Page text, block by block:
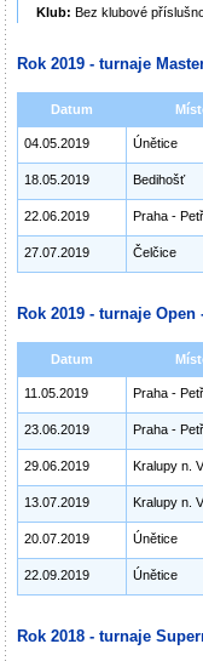
Klub: Bez klubové
Rok 2019 - turnaje
Datum
04.05.2019 Únětice
18.05.2019 Bedihošť
22.06.2019 Praha -
27.07.2019 Čelčice
Rok 2019 - turnaje
Datum
11.05.2019 Praha -
23.06.2019 Praha -
29.06.2019 Kralupy n.
13.07.2019 Kralupy n.
20.07.2019 Únětice
22.09.2019 Únětice
Rok 2018 - turnaje